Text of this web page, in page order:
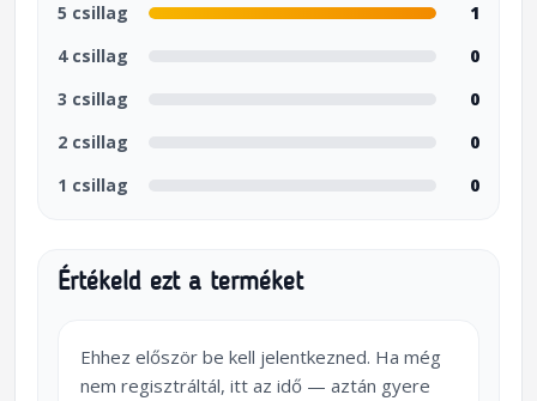
5 csillag
1
4 csillag
0
3 csillag
0
2 csillag
0
1 csillag
0
Értékeld ezt a terméket
Ehhez először be kell jelentkezned. Ha még
nem regisztráltál, itt az idő — aztán gyere